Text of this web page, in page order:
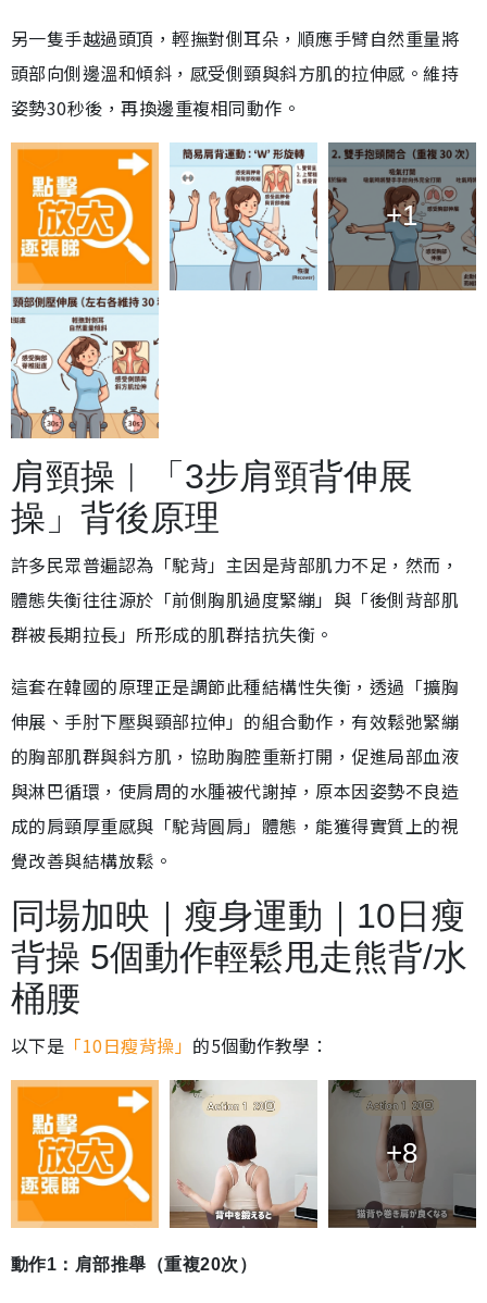
另一隻手越過頭頂，輕撫對側耳朵，順應手臂自然重量將
頭部向側邊溫和傾斜，感受側頸與斜方肌的拉伸感。維持
姿勢30秒後，再換邊重複相同動作。
+1
肩頸操︱「3步肩頸背伸展
操」背後原理
許多民眾普遍認為「駝背」主因是背部肌力不足，然而，
體態失衡往往源於「前側胸肌過度緊繃」與「後側背部肌
群被長期拉長」所形成的肌群拮抗失衡。
這套在韓國的原理正是調節此種結構性失衡，透過「擴胸
伸展、手肘下壓與頸部拉伸」的組合動作，有效鬆弛緊繃
的胸部肌群與斜方肌，協助胸腔重新打開，促進局部血液
與淋巴循環，使肩周的水腫被代謝掉，原本因姿勢不良造
成的肩頸厚重感與「駝背圓肩」體態，能獲得實質上的視
覺改善與結構放鬆。
同場加映｜瘦身運動｜10日瘦
背操 5個動作輕鬆甩走熊背/水
桶腰
以下是 「10日瘦背操」 的5個動作教學：
+8
動作1：肩部推舉（重複20次）